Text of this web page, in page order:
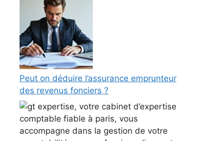
Peut on déduire l’assurance emprunteur
des revenus fonciers ?